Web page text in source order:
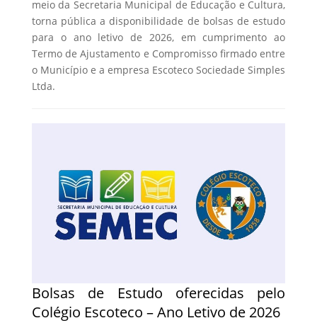
meio da Secretaria Municipal de Educação e Cultura,
torna pública a disponibilidade de bolsas de estudo
para o ano letivo de 2026, em cumprimento ao
Termo de Ajustamento e Compromisso firmado entre
o Município e a empresa Escoteco Sociedade Simples
Ltda.
Bolsas de Estudo oferecidas pelo
Colégio Escoteco – Ano Letivo de 2026